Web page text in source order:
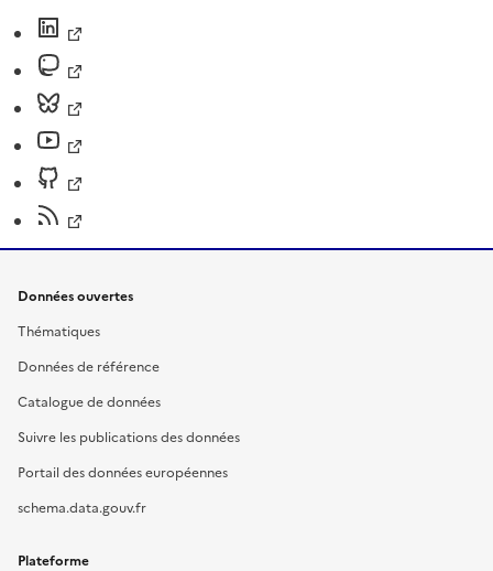
Données ouvertes
Thématiques
Données de référence
Catalogue de données
Suivre les publications des données
Portail des données européennes
schema.data.gouv.fr
Plateforme